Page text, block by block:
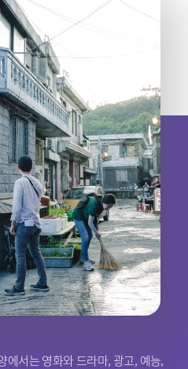
에서는 영화와 드라마, 광고, 예능,